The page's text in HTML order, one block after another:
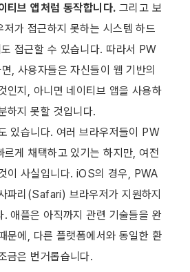
티브 앱처럼 동작합니다. 그리고 보
저가 접근하지 못하는 시스템 하드
접근할 수 있습니다. 따라서 PW
, 사용자들은 자신들이 웹 기반의
인지, 아니면 네이티브 앱을 사용하
하지 못할 것입니다.
있습니다. 여러 브라우저들이 PW
게 채택하고 있기는 하지만, 여전
이 사실입니다. iOS의 경우, PWA
파리(Safari) 브라우저가 지원하지
. 애플은 아직까지 관련 기술들을 완
문에, 다른 플랫폼에서와 동일한 환
금은 번거롭습니다.